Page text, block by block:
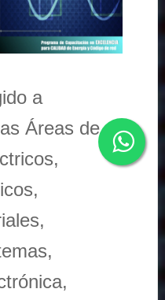
a
Áreas de